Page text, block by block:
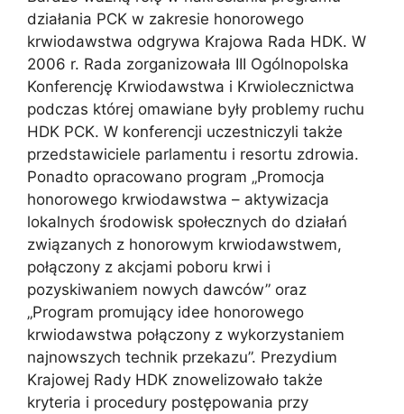
działania PCK w zakresie honorowego
krwiodawstwa odgrywa Krajowa Rada HDK. W
2006 r. Rada zorganizowała III Ogólnopolska
Konferencję Krwiodawstwa i Krwiolecznictwa
podczas której omawiane były problemy ruchu
HDK PCK. W konferencji uczestniczyli także
przedstawiciele parlamentu i resortu zdrowia.
Ponadto opracowano program „Promocja
honorowego krwiodawstwa – aktywizacja
lokalnych środowisk społecznych do działań
związanych z honorowym krwiodawstwem,
połączony z akcjami poboru krwi i
pozyskiwaniem nowych dawców” oraz
„Program promujący idee honorowego
krwiodawstwa połączony z wykorzystaniem
najnowszych technik przekazu”. Prezydium
Krajowej Rady HDK znowelizowało także
kryteria i procedury postępowania przy